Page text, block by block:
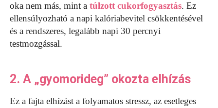
oka nem más, mint a túlzott cukorfogyasztás. Ez
ellensúlyozható a napi kalóriabevitel csökkentésével
és a rendszeres, legalább napi 30 percnyi
testmozgással.
2. A „gyomorideg” okozta elhízás
Ez a fajta elhízást a folyamatos stressz, az esetleges